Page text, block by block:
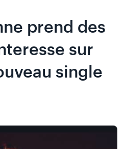
prend des
sur
single